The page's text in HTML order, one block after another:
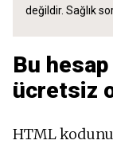
değildir. Sağlık
Bu
ücretsiz
HTML